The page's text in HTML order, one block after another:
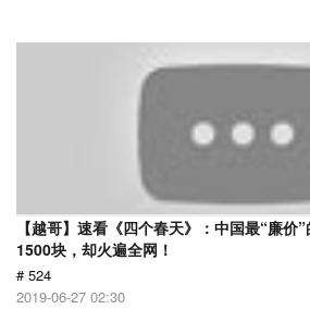
【越哥】速看《四个春天》：中国最“廉价
1500块，却火遍全网！
# 524
2019-06-27 02:30